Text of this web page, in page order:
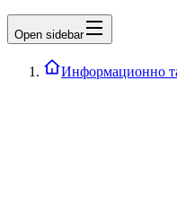
Open sidebar
Информационно